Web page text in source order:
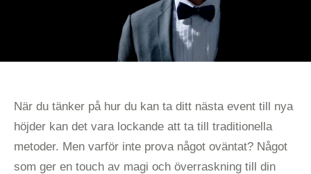
När du tänker på hur du kan ta ditt nästa event till nya
höjder kan det vara lockande att ta till traditionella
metoder. Men varför inte prova något oväntat? Något
som ger en touch av magi och överraskning till din